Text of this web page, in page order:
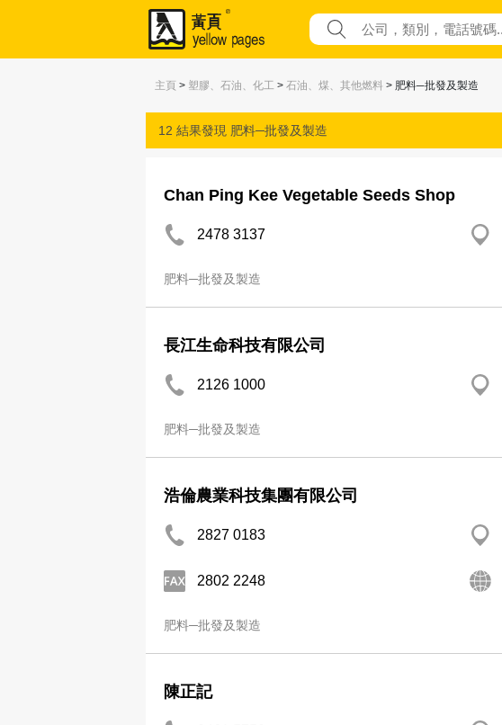
主頁 > 塑膠、石油、化工 > 石油、煤、其他燃料 > 肥料─批發及製造
12 結果發現 肥料─批發及製造
Chan Ping Kee Vegetable Seeds Shop
2478 3137
肥料─批發及製造
長江生命科技有限公司
2126 1000
肥料─批發及製造
浩倫農業科技集團有限公司
2827 0183
2802 2248
肥料─批發及製造
陳正記